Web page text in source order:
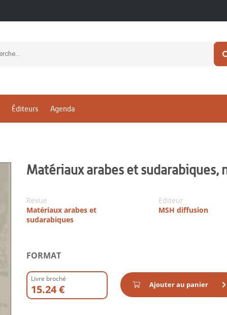
Éditeurs Agenda
Matériaux arabes et sudarabiques,
Revue
Matériaux arabes et
sudarabiques
Editeur
MSH diffusion
FORMAT
Livre broché
15.24 € Ajouter au panier